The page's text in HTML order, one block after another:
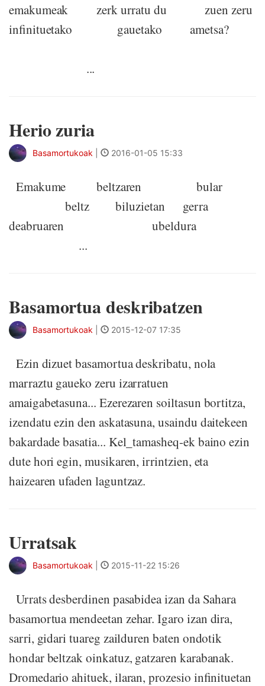
emakumeak zerk urratu du zuen zeru
infinituetako gauetako ametsa?
...
Herio zuria
Basamortukoak 2016-01-05 15:33
Emakume beltzaren bular
beltz biluzietan gerra
deabruaren ubeldura
...
Basamortua deskribatzen
Basamortukoak 2015-12-07 17:35
Ezin dizuet basamortua deskribatu, nola
marraztu gaueko zeru izarratuen
amaigabetasuna... Ezerezaren soiltasun bortitza,
izendatu ezin den askatasuna, usaindu daitekeen
bakardade basatia... Kel_tamasheq-ek baino ezin
dute hori egin, musikaren, irrintzien, eta
haizearen ufaden laguntzaz.
Urratsak
Basamortukoak 2015-11-22 15:26
Urrats desberdinen pasabidea izan da Sahara
basamortua mendeetan zehar. Igaro izan dira,
sarri, gidari tuareg zailduren baten ondotik
hondar beltzak oinkatuz, gatzaren karabanak.
Dromedario ahituek, ilaran, prozesio infinituetan